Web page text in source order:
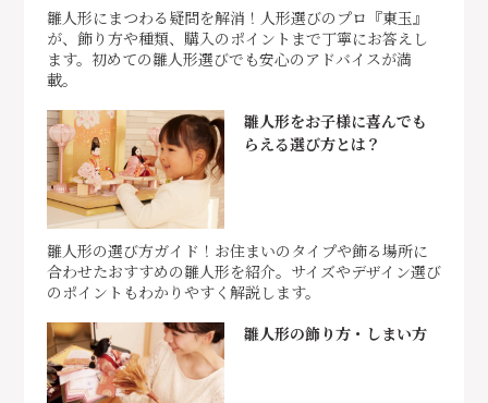
雛人形にまつわる疑問を解消！人形選びのプロ『東玉』
が、飾り方や種類、購入のポイントまで丁寧にお答えし
ます。初めての雛人形選びでも安心のアドバイスが満
載。
雛人形をお子様に喜んでも
らえる選び方とは？
雛人形の選び方ガイド！お住まいのタイプや飾る場所に
合わせたおすすめの雛人形を紹介。サイズやデザイン選び
のポイントもわかりやすく解説します。
雛人形の飾り方・しまい方